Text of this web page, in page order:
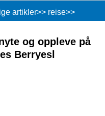
artikler>> reise>>
og oppleve på
Berryesl